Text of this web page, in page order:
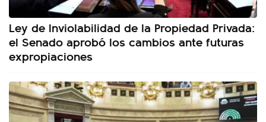
Ley de Inviolabilidad de la Propiedad Privada:
el Senado aprobó los cambios ante futuras
expropiaciones